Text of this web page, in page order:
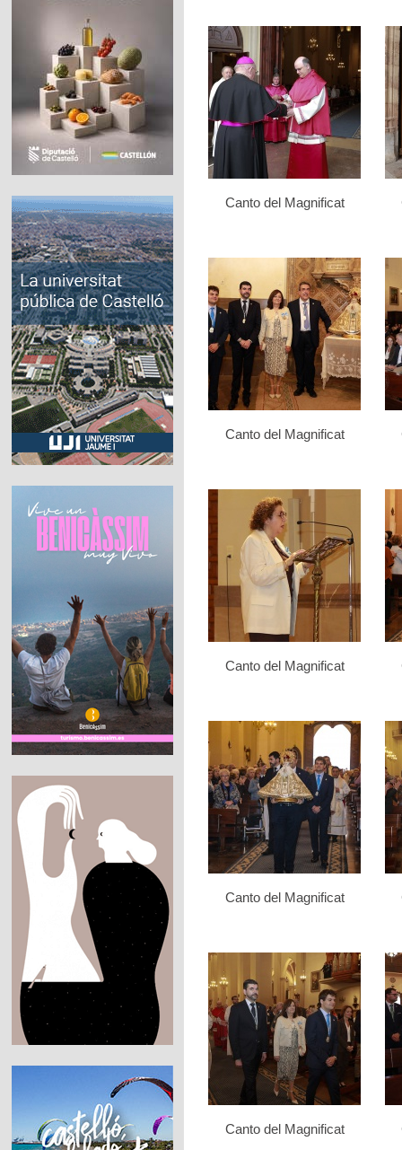
Canto del Magnificat
Canto del Magnificat
Canto del Magnificat
Canto del Magnificat
Canto del Magnificat